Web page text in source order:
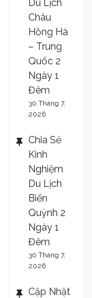
Du Lịch
Châu
Hồng Hà
– Trung
Quốc 2
Ngày 1
Đêm
30 Tháng 7,
2026
Chia Sẻ
Kinh
Nghiệm
Du Lịch
Biển
Quỳnh 2
Ngày 1
Đêm
30 Tháng 7,
2026
Cập Nhật